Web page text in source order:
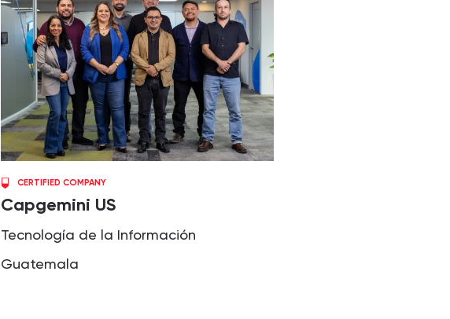
CERTIFIED COMPANY
Capgemini US
Tecnología de la Información
Guatemala